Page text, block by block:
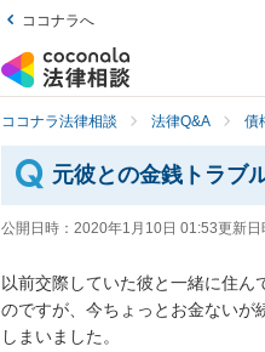
ココナラへ
ココナラ法律相談 法律Q&A 債
元彼との金銭トラブ
公開日時： 2020年1月10日 01:53更新日
以前交際していた彼と一緒に住
のですが、今ちょっとお金ないが
しまいました。